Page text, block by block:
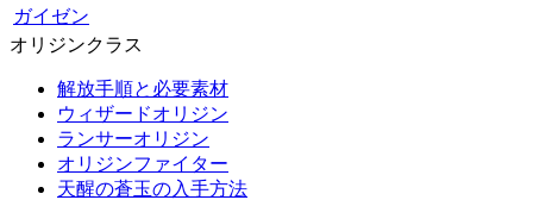
ガイゼン
オリジンクラス
解放手順と必要素材
ウィザードオリジン
ランサーオリジン
オリジンファイター
天醒の蒼玉の入手方法